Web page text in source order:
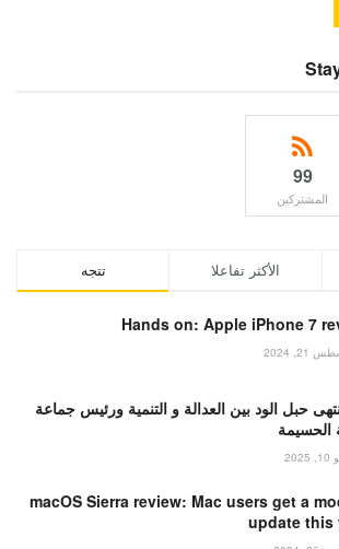
99
المشتركين
تتجه الأكثر تفاعلا
Hands on: Apple iPhone 7
21, 2024
حبل الود بين العدالة و التنمية ورئيس جماعة
الحسيمة
macOS Sierra review: Mac users get a
update this